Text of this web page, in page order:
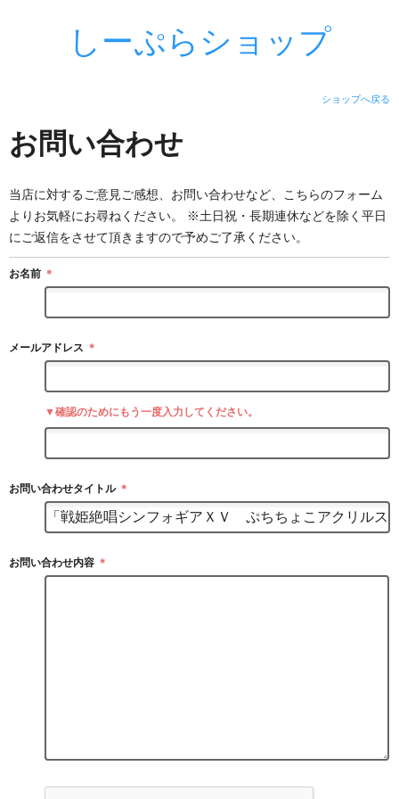
しーぷらショップ
ショップへ戻る
お問い合わせ
当店に対するご意見ご感想、お問い合わせなど、こちらのフォーム
よりお気軽にお尋ねください。 ※土日祝・長期連休などを除く平日
にご返信をさせて頂きますので予めご了承ください。
お名前 ＊
メールアドレス ＊
▼確認のためにもう一度入力してください。
お問い合わせタイトル ＊
お問い合わせ内容 ＊